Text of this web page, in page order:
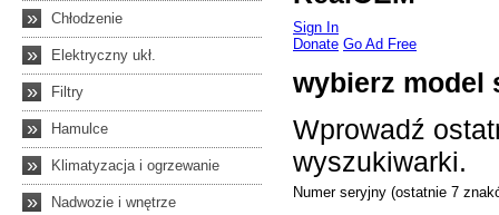
» Chłodzenie
» Elektryczny ukł.
» Filtry
» Hamulce
» Klimatyzacja i ogrzewanie
» Nadwozie i wnętrze